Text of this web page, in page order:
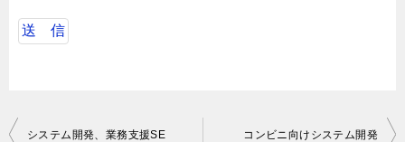
投
システム開発、業務支援SE コンビニ向けシステム開発